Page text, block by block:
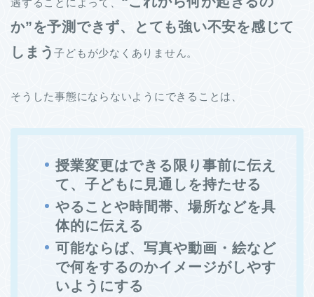
か”を予測できず、とても強い不安を感じて
しまう子どもが少なくありません。
そうした事態にならないようにできることは、
授業変更はできる限り事前に伝え
て、子どもに見通しを持たせる
やることや時間帯、場所などを具
体的に伝える
可能ならば、写真や動画・絵など
で何をするのかイメージがしやす
いようにする